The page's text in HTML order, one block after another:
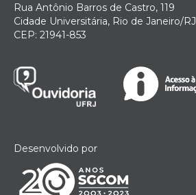
Rua Antônio Barros de Castro, 119
Cidade Universitária, Rio de Janeiro/RJ
CEP: 21941-853
Desenvolvido por